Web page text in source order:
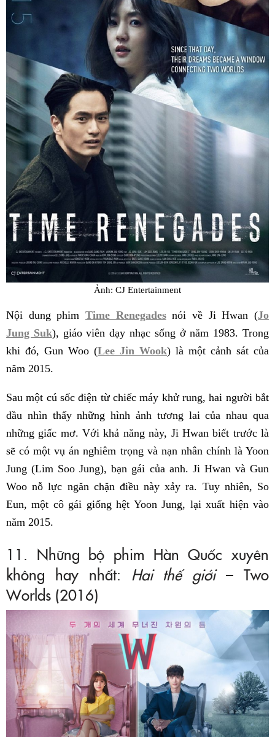
Ảnh: CJ Entertainment
Nội dung phim Time Renegadesnói về Ji Hwan (Jo
Jung Suk), giáo viên dạy nhạc sống ở năm 1983. Trong
khi đó, Gun Woo (Lee Jin Wook) là một cảnh sát của
năm 2015.
Sau một cú sốc điện từ chiếc máy khử rung, hai người bắt
đầu nhìn thấy những hình ảnh tương lai của nhau qua
những giấc mơ. Với khả năng này, Ji Hwan biết trước là
sẽ có một vụ án nghiêm trọng và nạn nhân chính là Yoon
Jung (Lim Soo Jung), bạn gái của anh. Ji Hwan và Gun
Woo nỗ lực ngăn chặn điều này xảy ra. Tuy nhiên, So
Eun, một cô gái giống hệt Yoon Jung, lại xuất hiện vào
năm 2015.
11. Những bộ phim Hàn Quốc xuyên
không hay nhất: Hai thế giới– Two
Worlds (2016)